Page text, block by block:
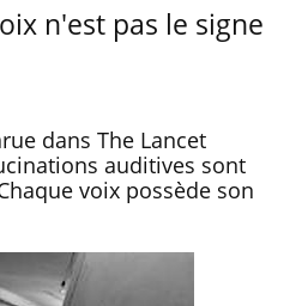
n'est pas le signe
dans The Lancet
auditives sont
voix possède son